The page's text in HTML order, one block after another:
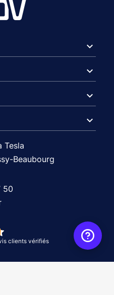
expand_more
expand_more
expand_more
expand_more
Tesla
Beaubourg
50